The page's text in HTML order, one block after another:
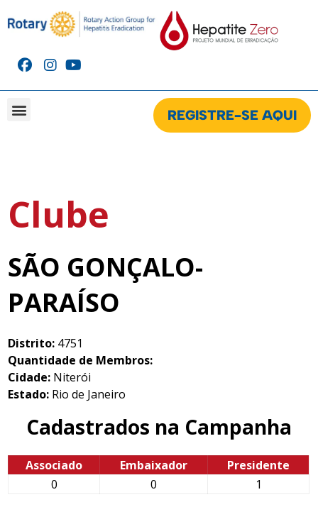
REGISTRE-SE AQUI
Clube
SÃO GONÇALO-
PARAÍSO
Distrito: 4751
Quantidade de Membros:
Cidade: Niterói
Estado: Rio de Janeiro
Cadastrados na Campanha
Associado Embaixador
Presidente
0
0 1